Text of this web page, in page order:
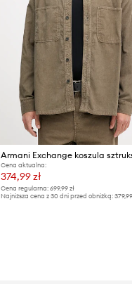
Cena aktualna:
374,99 zł
Cena regularna:699,99 zł
Najniższa cena z 30 dni przed obniżką: